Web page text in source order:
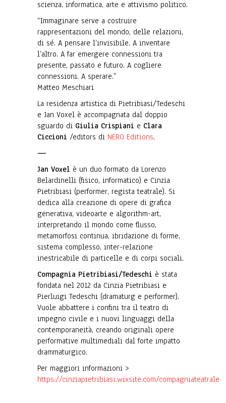
scienza, informatica, arte e attivismo politico.
“Immaginare serve a costruire
rappresentazioni del mondo, delle relazioni,
di sé. A pensare l’invisibile. A inventare
l’altro. A far emergere connessioni tra
presente, passato e futuro. A cogliere
connessioni. A sperare.”
Matteo Meschiari
La residenza artistica di Pietribiasi/Tedeschi
e Jan Voxel è accompagnata dal doppio
sguardo di Giulia Crispiani e Clara
Ciccioni /editors di NERO Editions.
—
Jan Voxel è un duo formato da Lorenzo
Belardinelli (fisico, informatico) e Cinzia
Pietribiasi (performer, regista teatrale). Si
dedica alla creazione di opere di grafica
generativa, videoarte e algorithm-art,
interpretando il mondo come flusso,
metamorfosi continua, ibridazione di forme,
sistema complesso, inter-relazione
inestricabile di particelle e di corpi sociali.
Compagnia Pietribiasi/Tedeschi è stata
fondata nel 2012 da Cinzia Pietribiasi e
Pierluigi Tedeschi (dramaturg e performer).
Vuole abbattere i confini tra il teatro di
impegno civile e i nuovi linguaggi della
contemporaneità, creando originali opere
performative multimediali dal forte impatto
drammaturgico.
Per maggiori informazioni >
https://cinziapietribiasi.wixsite.com/compagniateatrale